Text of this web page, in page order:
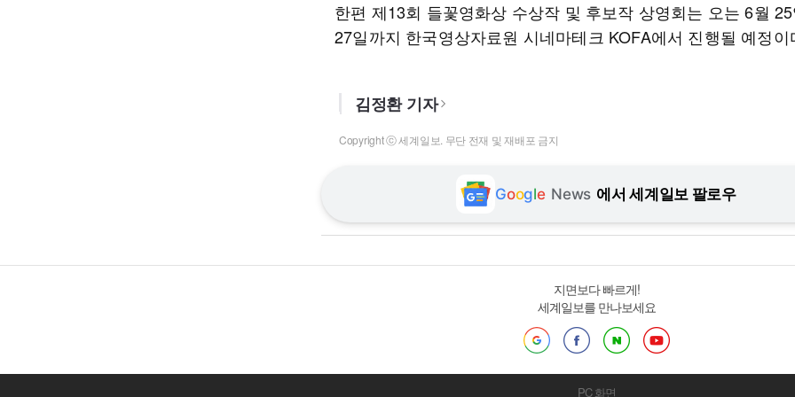
한편 제13회 들꽃영화상 수상작 및 후보작 상영회는 오는 6월
27일까지 한국영상자료원 시네마테크 KOFA에서 진행될 예정이
김정환 기자
Copyright ⓒ 세계일보. 무단 전재 및 재배포 금지
Google News 에서 세계일보 팔로우
지면보다 빠르게!
세계일보를 만나보세요
PC 화면